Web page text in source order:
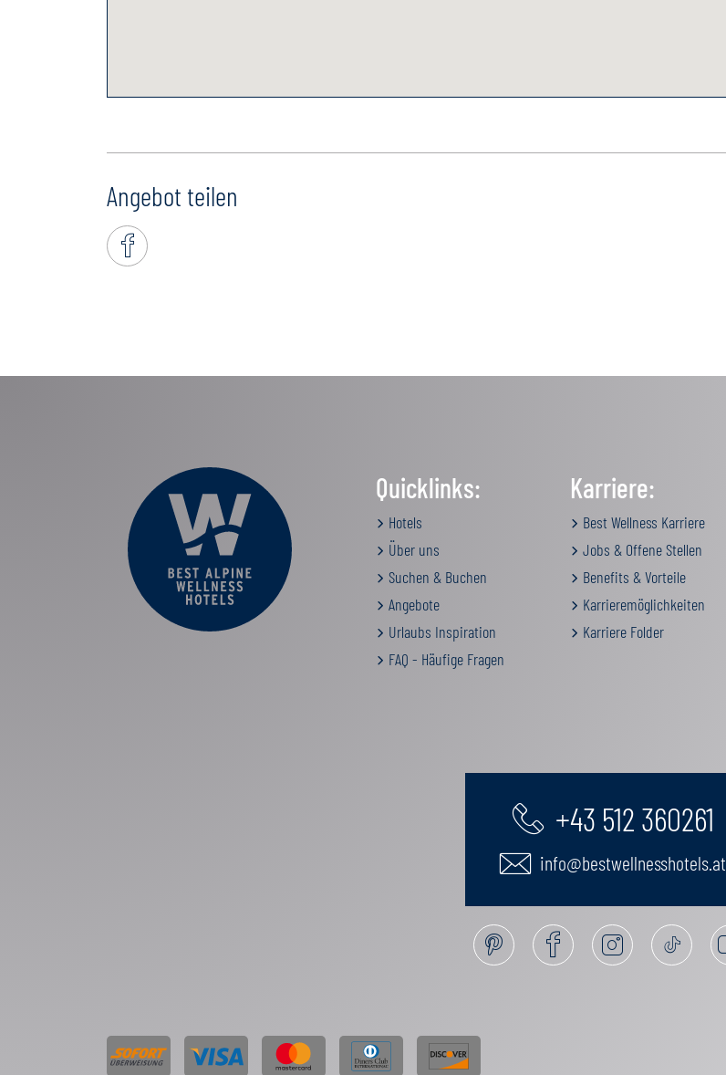
Angebot teilen
Quicklinks:
Hotels
Über uns
Suchen & Buchen
Angebote
Urlaubs Inspiration
FAQ - Häufige Fragen
Karriere:
Best Wellness Karriere
Jobs & Offene Stellen
Benefits & Vorteile
Karrieremöglichkeiten
Karriere Folder
+43 512 360261
info@bestwellnesshotels.at